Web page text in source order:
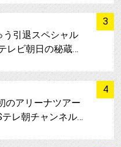
3
う引退スペシャル
レビ朝日の秘蔵…
4
のアリーナツアー
テレ朝チャンネル…